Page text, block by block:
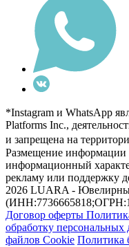
*Instagram и WhatsApp
Platforms Inc.,
и запрещена на
Размещение информации
информационный
рекламу или поддержку
2026 LUARA -
Договор оферты
обработку персональных
файлов Cookie Политика